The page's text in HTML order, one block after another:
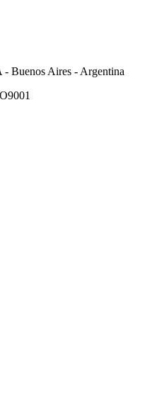
Buenos Aires - Argentina